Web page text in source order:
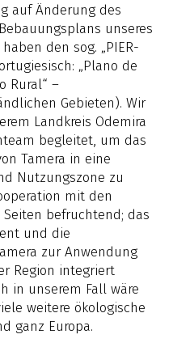
auf Änderung des
unseres
den sog. „PIER-
„Plano de
Rural“ –
Gebieten). Wir
Landkreis Odemira
begleitet, um das
Tamera in eine
Nutzungszone zu
mit den
befruchtend; das
und die
zur Anwendung
Region integriert
in unserem Fall wäre
weitere ökologische
ganz Europa.